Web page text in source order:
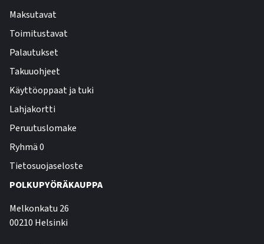
Maksutavat
Toimitustavat
Palautukset
Takuuohjeet
Käyttöoppaat ja tuki
Lahjakortti
Peruutuslomake
Ryhmä 0
Tietosuojaseloste
POLKUPYÖRÄKAUPPA
Melkonkatu 26
00210 Helsinki